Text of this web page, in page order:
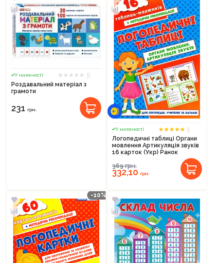
У наявності
0
Роздавальний матеріал з
грамоти
231 грн.
У наявності
1
Логопедичні таблиці Органи
мовлення Артикуляція звуків
16 карток (Укр) Ранок
369грн.
332,10 грн.
-10%